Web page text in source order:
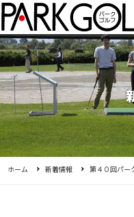
ホーム 新着情報 第４０回パー